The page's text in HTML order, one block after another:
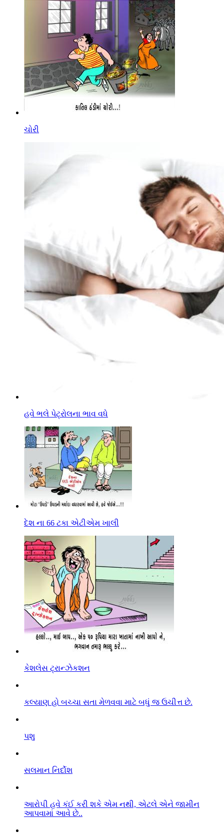
ચોરી
હવે ભલે પેટ્રોલના ભાવ વધે
દેશ ના 66 ટકા એટીએમ ખાલી
કેશલેસ ટ્રાન્ઝેકશન
કલ્યાણ હો બચ્ચા સતા મેળવવા માટે બધું જ ઉચીત્ત છે.
પશુ
સલમાન નિર્દોશ
આરો૫ી હવે કંઈ કરી શકે એમ નથી, એટલે એને જામીન
આપવામાં આવે છે..